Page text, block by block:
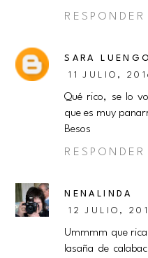
RESPONDER
SARA
11 JULIO,
Qué rico, se lo
que es muy
Besos
RESPONDER
NENALINDA
12 JULIO,
Ummmm que
lasaña de